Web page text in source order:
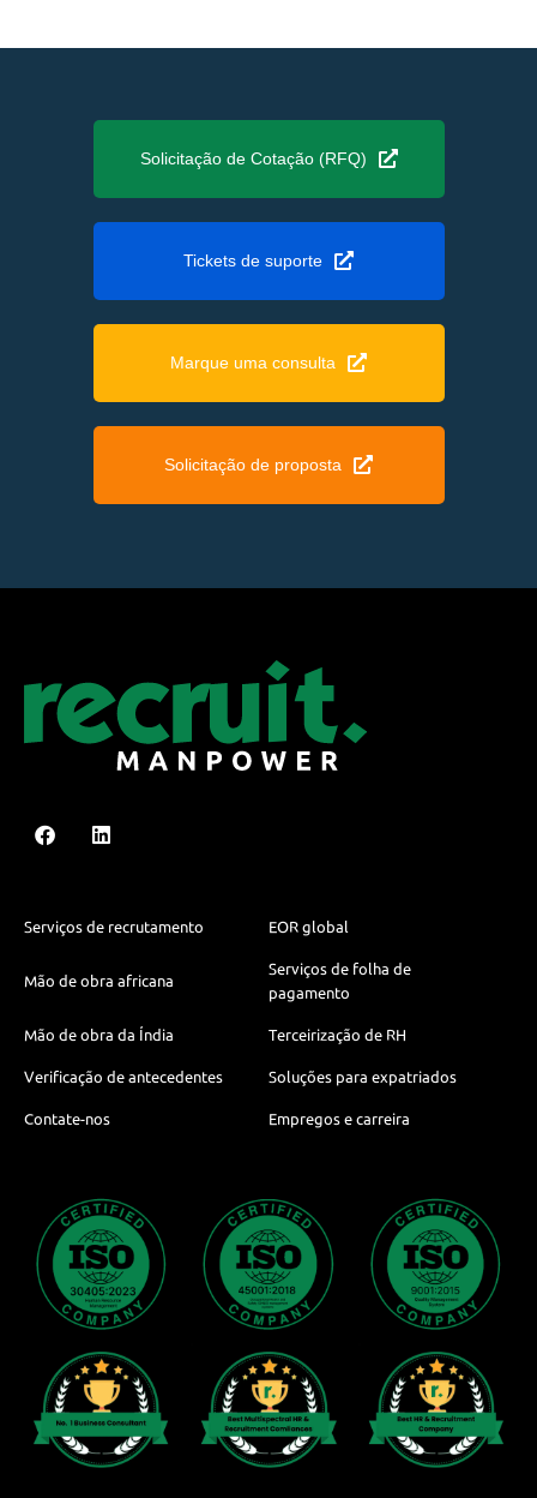
Solicitação de Cotação (RFQ)
Tickets de suporte
Marque uma consulta
Solicitação de proposta
Serviços de recrutamento EOR global
Mão de obra africana
Serviços de folha de
pagamento
Mão de obra da Índia Terceirização de RH
Verificação de antecedentes Soluções para expatriados
Contate-nos Empregos e carreira